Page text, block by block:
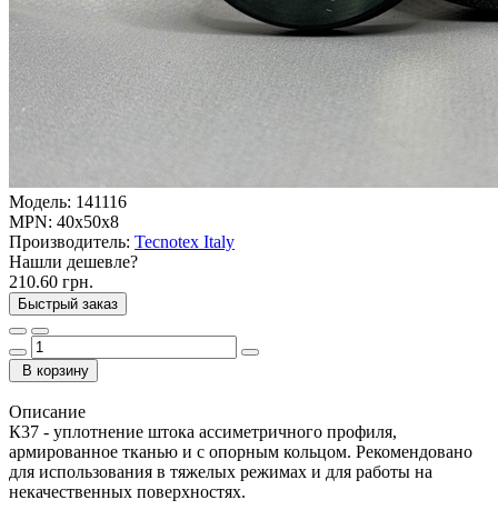
Модель: 141116
MPN: 40x50x8
Производитель: Tecnotex Italy
Нашли дешевле?
210.60 грн.
Быстрый заказ
В корзину
Описание
К37 - уплотнение штока ассиметричного профиля,
армированное тканью и c опорным кольцом. Рекомендовано
для использования в тяжелых режимах и для работы на
некачественных поверхностях.